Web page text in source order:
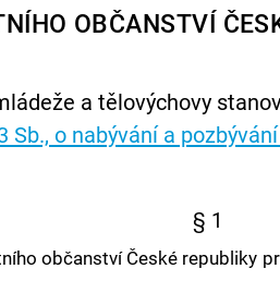
OBČANSTVÍ
a tělovýchovy
Sb., o nabývání a
§ 1
občanství České republiky